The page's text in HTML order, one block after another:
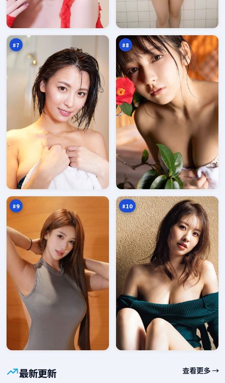
#7
危
城
旁
观
者
万
#8
虹
信
号
94
万
#9
断
桥
入
口
94
万
#10
夜
色
远
征
93
万
最新更新 查看更多 →